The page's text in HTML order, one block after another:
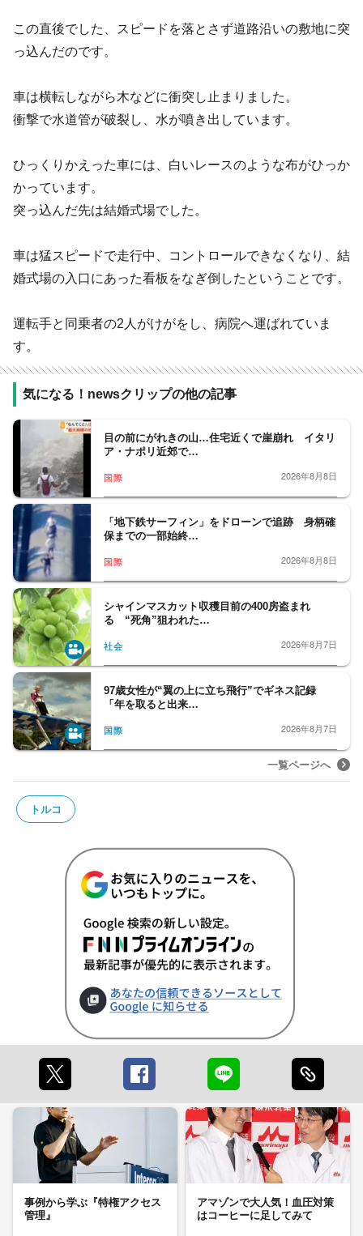
この直後でした、スピードを落とさず道路沿いの敷地に突
っ込んだのです。
車は横転しながら木などに衝突し止まりました。
衝撃で水道管が破裂し、水が噴き出しています。
ひっくりかえった車には、白いレースのような布がひっか
かっています。
突っ込んだ先は結婚式場でした。
車は猛スピードで走行中、コントロールできなくなり、結
婚式場の入口にあった看板をなぎ倒したということです。
運転手と同乗者の2人がけがをし、病院へ運ばれていま
す。
気になる！newsクリップの他の記事
目の前にがれきの山…住宅近くで崖崩れ イタリ
ア・ナポリ近郊で…
国際 2026年8月8日
「地下鉄サーフィン」をドローンで追跡 身柄確
保までの一部始終…
国際 2026年8月8日
シャインマスカット収穫目前の400房盗まれ
る “死角”狙われた…
社会 2026年8月7日
97歳女性が“翼の上に立ち飛行”でギネス記録
「年を取ると出来…
国際 2026年8月7日
一覧ページへ
トルコ
事例から学ぶ『特権アクセス
管理』
アマゾンで大人気！血圧対策
はコーヒーに足してみて